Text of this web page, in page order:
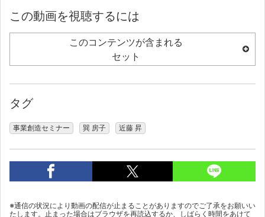
この動画を視聴するには
このコンテンツが含まれる
セット
タグ
事業創造セミナー 巽 房子 近藤 昇
※通信の状況により動画の配信が止まることがありますのでご了承をお願いい
たします。止まった場合はブラウザを再読込するか、しばらく時間をあけて